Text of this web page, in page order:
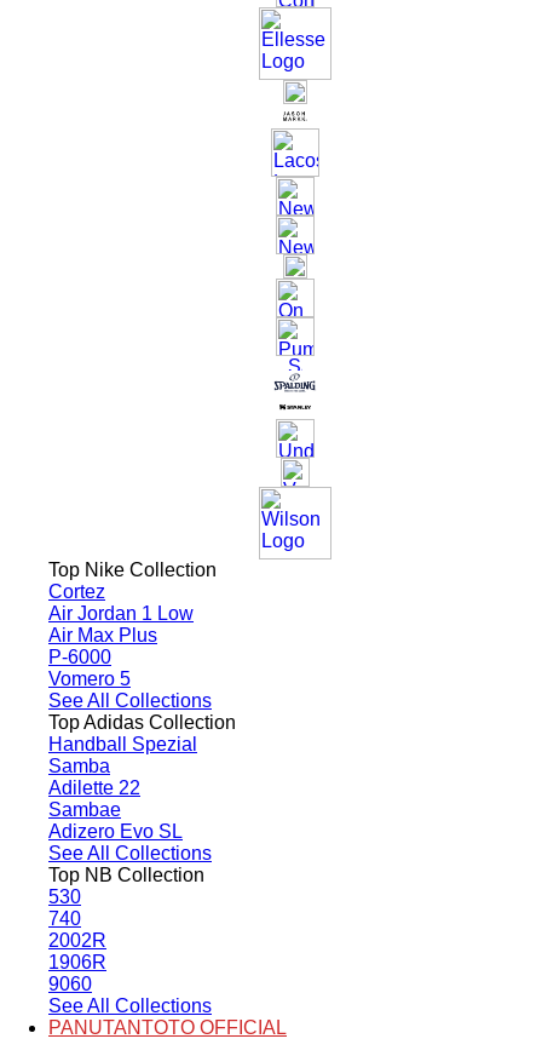
Top Nike Collection
Cortez
Air Jordan 1 Low
Air Max Plus
P-6000
Vomero 5
See All Collections
Top Adidas Collection
Handball Spezial
Samba
Adilette 22
Sambae
Adizero Evo SL
See All Collections
Top NB Collection
530
740
2002R
1906R
9060
See All Collections
PANUTANTOTO OFFICIAL